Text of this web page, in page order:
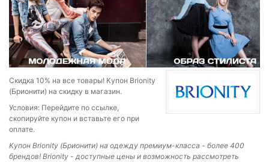
Скидка 10% на все товары! Купон Brionity
(Брионити) на скидку в магазин.
Условия: Перейдите по ссылке,
скопируйте купон и вставьте его при
оплате.
Купон Brionity (Брионити) на одежду премиум-класса - более 400
брендов! Brionity - доступные цены и возможность рассмотреть